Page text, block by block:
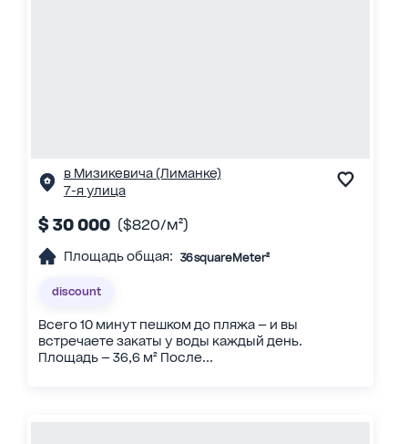
в Мизикевича (Лиманке)
7-я улица
$ 30 000 ($820/м²)
Площадь общая: 36 squareMeter²
discount
Всего 10 минут пешком до пляжа — и вы
встречаете закаты у воды каждый день.
Площадь — 36,6 м² После...